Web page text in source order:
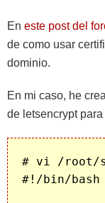
En este post del
de como usar
dominio.
En mi caso, he
de letsencrypt
# vi /root/
#!/bin/bash